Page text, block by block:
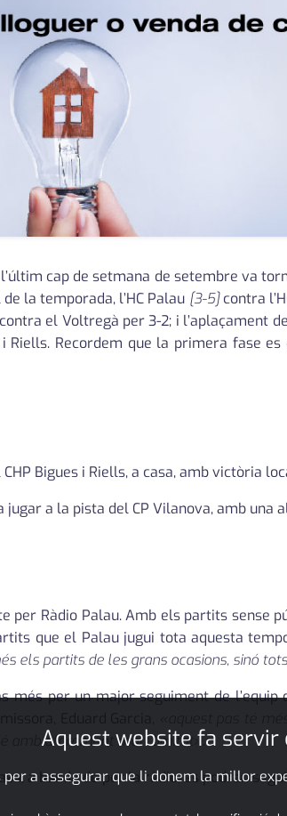
cap de setmana de setembre va
la temporada, l’HC Palau [3-5]contra
el Voltregà per 3-2; i l’aplaçament
Riells. Recordem que la primera fase
Bigues i Riells, a casa, amb victòria
jugar a la pista del CP Vilanova, amb
per Ràdio Palau. Amb els partits sense
que el Palau jugui tota aquesta
els partits de les grans ocasions, sinó
més per un major seguiment de
amb aforament molt limitat».
a banda de per la ràdio, es podran
Aquest website fa servir
a assegurar que li donem la millor